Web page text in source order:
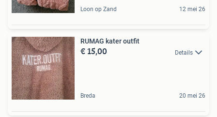
Loon op Zand 12 mei 26
RUMAG kater outfit
€ 15,00 Details
Breda 20 mei 26